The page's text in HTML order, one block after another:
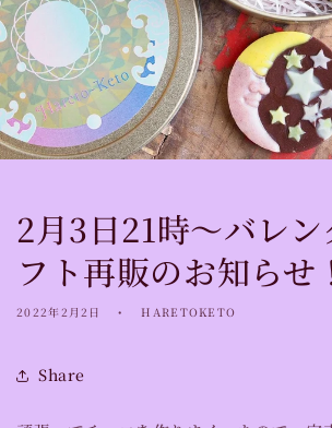
2月3日21時〜バレ
フト再販のお知らせ
2022年2月2日 HARETOKETO
Share